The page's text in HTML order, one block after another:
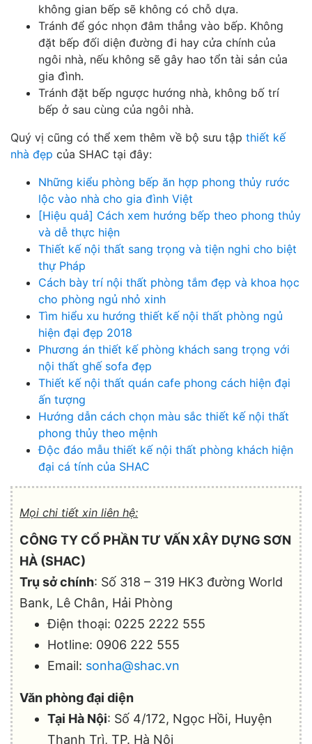
không gian bếp sẽ không có chỗ dựa.
Tránh để góc nhọn đâm thẳng vào bếp. Không
đặt bếp đối diện đường đi hay cửa chính của
ngôi nhà, nếu không sẽ gây hao tổn tài sản của
gia đình.
Tránh đặt bếp ngược hướng nhà, không bố trí
bếp ở sau cùng của ngôi nhà.
Quý vị cũng có thể xem thêm về bộ sưu tập thiết kế
nhà đẹp của SHAC tại đây:
Những kiểu phòng bếp ăn hợp phong thủy rước
lộc vào nhà cho gia đình Việt
[Hiệu quả] Cách xem hướng bếp theo phong thủy
và dễ thực hiện
Thiết kế nội thất sang trọng và tiện nghi cho biệt
thự Pháp
Cách bày trí nội thất phòng tắm đẹp và khoa học
cho phòng ngủ nhỏ xinh
Tìm hiểu xu hướng thiết kế nội thất phòng ngủ
hiện đại đẹp 2018
Phương án thiết kế phòng khách sang trọng với
nội thất ghế sofa đẹp
Thiết kế nội thất quán cafe phong cách hiện đại
ấn tượng
Hướng dẫn cách chọn màu sắc thiết kế nội thất
phong thủy theo mệnh
Độc đáo mẫu thiết kế nội thất phòng khách hiện
đại cá tính của SHAC
Mọi chi tiết xin liên hệ:
CÔNG TY CỔ PHẦN TƯ VẤN XÂY DỰNG SƠN
HÀ (SHAC)
Trụ sở chính: Số 318 – 319 HK3 đường World
Bank, Lê Chân, Hải Phòng
Điện thoại: 0225 2222 555
Hotline: 0906 222 555
Email: sonha@shac.vn
Văn phòng đại diện
Tại Hà Nội: Số 4/172, Ngọc Hồi, Huyện
Thanh Trì, TP. Hà Nội